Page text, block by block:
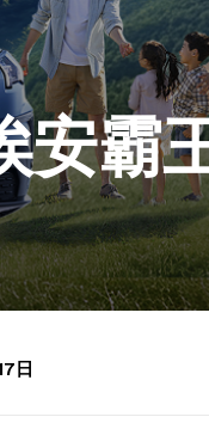
安霸
日